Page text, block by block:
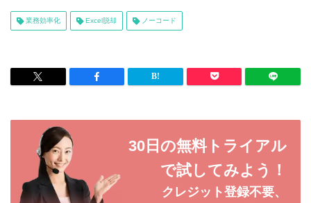
業務効率化 Excel脱却 ノーコード
30日の無料トライアル
で試してみよう！
クレジット登録不要、